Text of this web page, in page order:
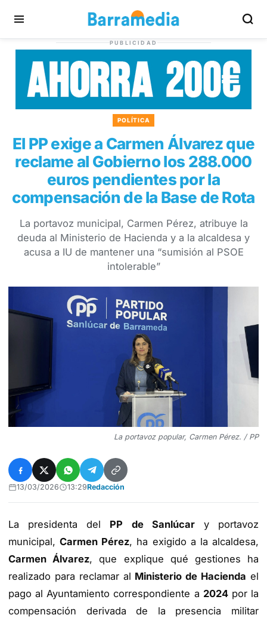
PUBLICIDAD
POLÍTICA
El PP exige a Carmen Álvarez que
reclame al Gobierno los 288.000
euros pendientes por la
compensación de la Base de Rota
La portavoz municipal, Carmen Pérez, atribuye la
deuda al Ministerio de Hacienda y a la alcaldesa y
acusa a IU de mantener una “sumisión al PSOE
intolerable”
La portavoz popular, Carmen Pérez. / PP
13/03/2026 13:29Redacción
La presidenta del PP de Sanlúcary portavoz
municipal,Carmen Pérez, ha exigido a la alcaldesa,
Carmen Álvarez, que explique qué gestiones ha
realizado para reclamar al Ministerio de Hacienda el
pago al Ayuntamiento correspondiente a 2024por la
compensación derivada de la presencia militar